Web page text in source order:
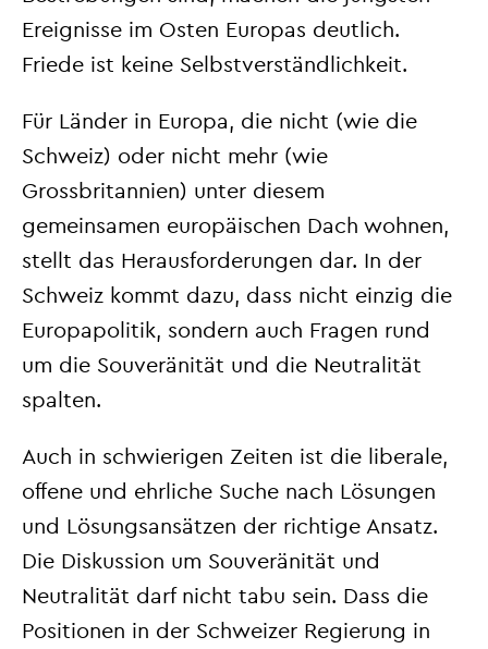
Ereignisse im Osten Europas deutlich.
Friede ist keine Selbstverständlichkeit.
Für Länder in Europa, die nicht (wie die
Schweiz) oder nicht mehr (wie
Grossbritannien) unter diesem
gemeinsamen europäischen Dach wohnen,
stellt das Herausforderungen dar. In der
Schweiz kommt dazu, dass nicht einzig die
Europapolitik, sondern auch Fragen rund
um die Souveränität und die Neutralität
spalten.
Auch in schwierigen Zeiten ist die liberale,
offene und ehrliche Suche nach Lösungen
und Lösungsansätzen der richtige Ansatz.
Die Diskussion um Souveränität und
Neutralität darf nicht tabu sein. Dass die
Positionen in der Schweizer Regierung in